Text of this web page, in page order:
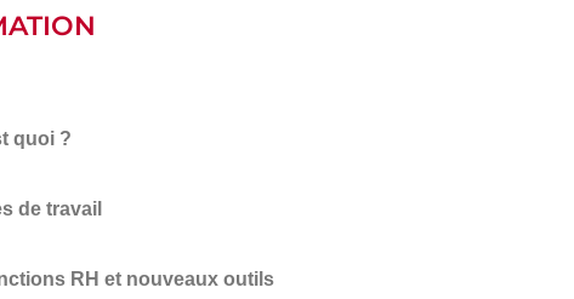
quoi ?
de travail
RH et nouveaux outils